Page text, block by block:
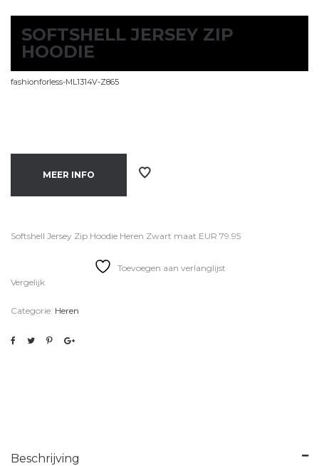
SOFTSHELL JERSEY ZIP
HOODIE
fashionforless-ML1314V-Z865
MEER INFO
Softshell Jersey Zip Hoodie Heren Zwart maat EUR 79.95
Toevoegen aan verlanglijst
Vergelijk
Categorie: Heren
Beschrijving